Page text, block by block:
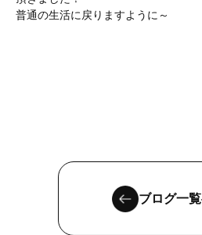
普通の生活に戻りますように～
ブログ一